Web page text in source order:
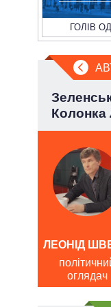
ГОЛІВ
Колонка
ЛЕОНІД
оглядач